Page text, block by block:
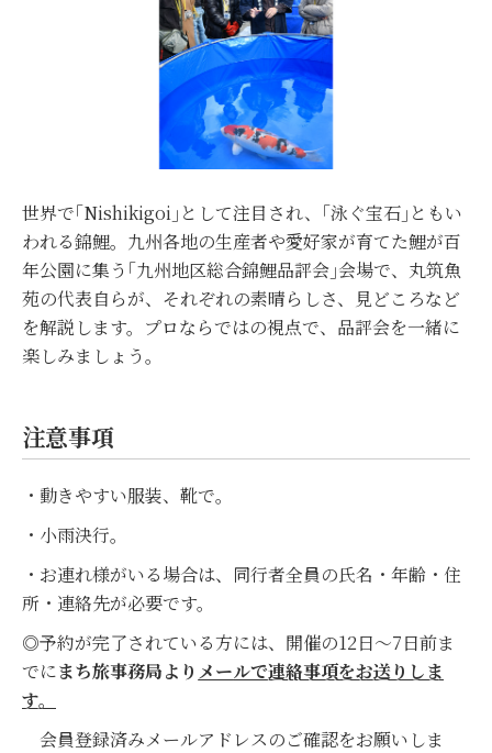
世界で｢Nishikigoi｣として注目され、｢泳ぐ宝石｣ともい
われる錦鯉。九州各地の生産者や愛好家が育てた鯉が百
年公園に集う｢九州地区総合錦鯉品評会｣会場で、丸筑魚
苑の代表自らが、それぞれの素晴らしさ、見どころなど
を解説します。プロならではの視点で、品評会を一緒に
楽しみましょう。
注意事項
・動きやすい服装、靴で。
・小雨決行。
・お連れ様がいる場合は、同行者全員の氏名・年齢・住
所・連絡先が必要です。
◎予約が完了されている方には、開催の12日～7日前ま
でにまち旅事務局より メールで連絡事項をお送りしま
す。
会員登録済みメールアドレスのご確認をお願いしま